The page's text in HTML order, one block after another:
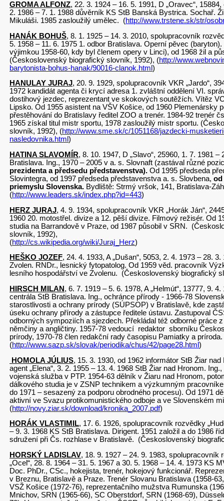
GROMA ALFONZ, 22. 3. 1924 – 16. 5. 1991, D „Oravec“,
2. 1986 – 7. 1. 1988 důvěrník KS StB Banská Bystrica. Sochař.
Mikuláši. 1985 zasloužilý umělec. (http://www.trstene.sk/str/
HANÁK BOHUŠ, 8. 1. 1925 – 14. 3. 2010, spolupracovník
5. 1958 – 11. 6. 1975 1. odbor Bratislava. Operní pěvec
výjimkou 1958-60, kdy byl členem opery v Linci), od 1968 žil a
(Československý biografický slovník, 1992), (http://
barytonista-bohus-hanak/90016-clanok.html )
HANULAY JURAJ, 20. 9. 1929, spolupracovník VKR „Jardo“,
1972 kandidát agenta či krycí adresa 1. zvláštní oddělení VI.
dostihový jezdec, reprezentant ve skokových soutěžích. Vítěz
Lipsko. Od 1955 asistent na VŠV Košice, od 1960 Plemenársky
přestěhování do Bratislavy ředitel ZOO a trenér. 1984-92 trenér
1965 získal titul mistr sportu, 1978 zasloužilý mistr sportu.
slovník, 1992), (http://www.sme.sk/c/1051168/jazdecki-
nasledovnika.html )
HATINA SLAVOMÍR, 8. 10. 1947, D „Slavo“, 25960, 1. 7. 1981 –
Bratislava. Ing., 1970 – 2005 v a. s. Slovnaft (zastával různé
prezidenta a předsedu představenstva). Od 1995 předseda
Slovintegra, od 1997 předseda představenstva a. s. Slovbena, od
priemyslu Slovenska. Bydliště: Strmý vršok, 141, Bratislava-
(http://www.leaders.sk/index.php?id=443)
HERZ JURAJ, 4. 9. 1934, spolupracovník VKR „Horák Ján“,
1960 20. motostřel. divize a 12. pěší divize. Filmový režisér. Od
studia na Barrandově v Praze, od 1987 působil v SRN.
slovník, 1992),
(http://cs.wikipedia.org/wiki/Juraj_Herz)
HEŠKO JOZEF, 24. 4. 1933, A „Dušan“, 5053, 2. 4. 1973 – 28.
Zvolen. RNDr., lesnický fytopatolog. Od 1959 věd. pracovník
lesního hospodářství ve Zvolenu. (Československý biografický
HIRSCH MILAN , 6. 7. 1919 – 5. 6. 1978, A „Helmút“, 13777, 9.
centrála StB Bratislava. Ing., ochránce přírody - 1966-78
starostlivosti a ochrany prírody (SÚPSOP) v Bratislavě, kde
úseku ochrany přírody a zástupce ředitele ústavu. Zastupoval
odborných sympoziích a sjezdech. Překládal též odborné práce
němčiny a angličtiny. 1957-78 vedoucí redaktor sborníku
prírody, 1970-78 člen redakční rady časopisu Pamiatky a príroda.
(http://www.sazp.sk/slovak/periodika/chus/42/page28.html )
HOMOLA JÚLIUS, 15. 3. 1930, od 1962 informátor StB Žiar
agent „Elena“, 3. 2. 1955 – 13. 4. 1968 StB Žiar nad Hronom.
vojenská služba v PTP. 1954-63 dělník v Žiaru nad Hronom,
dálkového studia je v ZSNP technikem a výzkumným
do 1971 – sesazený za podporu obrodného procesu). Od 1971
aktivní ve Svazu protikomunistického odboje a ve Slovenském
(http://novy.ziar.sk/download/kronika_2007.pdf)
HORÁK VLASTIMIL, 17. 6. 1926, spolupracovník rozvědky
– 9. 3. 1968 KS StB Bratislava. Dirigent. 1951 založil a do 1986
sdružení při Čs. rozhlase v Bratislavě. (Československý
HORSKÝ LADISLAV, 18. 9. 1927 – 24. 9. 1983, spolupracovník
„Ocel“, 28. 8. 1964 – 31. 5. 1967 a 30. 5. 1968 – 14. 4. 1973 KS
Doc. PhDr., CSc., hokejista, trenér, hokejový funkcionář.
v Breznu, Bratislavě a Praze. Trenér Slovanu Bratislava (1958-
VSŽ Košice (1972-76), reprezentačního mužstva Rumunska
Mnichov, SRN (1965-66), SC Oberstdorf, SRN (1968-69),